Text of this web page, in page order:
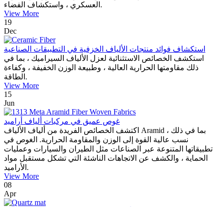
العسكري ، واستكشاف الفضاء.
View More
19
Dec
استكشاف فوائد منتجات الألياف الخزفية في التطبيقات الصناعية
استكشف الخصائص الاستثنائية لعزل الألياف السيراميك ، بما في
ذلك مقاومتها الحرارية العالية ، وطبيعة الوزن الخفيفة ، وكفاءة
الطاقة.
View More
15
Jun
غوص عميق في مركبات ألياف أراميد
اكتشف الخصائص الفريدة من ألياف الألياف Aramid ، بما في ذلك
نسب عالية القوة إلى الوزن والمقاومة الحرارية. الغوص في
تطبيقاتها المتنوعة عبر الصناعات مثل الطيران والسيارات وعمليات
الحماية ، والكشف عن الاتجاهات الناشئة التي تشكل مستقبل مواد
الأراميد.
View More
08
Apr